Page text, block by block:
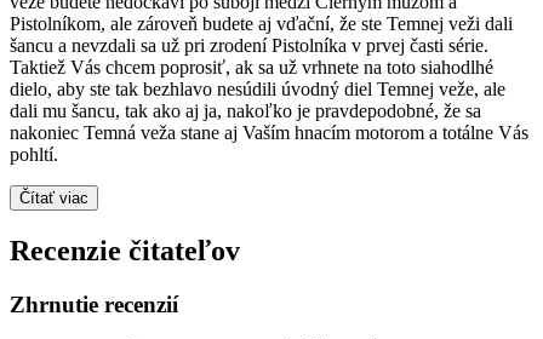
Pistolníkom, ale zároveň budete aj vďační, že ste Temnej veži dali
šancu a nevzdali sa už pri zrodení Pistolníka v prvej časti série.
Taktiež Vás chcem poprosiť, ak sa už vrhnete na toto siahodlhé
dielo, aby ste tak bezhlavo nesúdili úvodný diel Temnej veže, ale
dali mu šancu, tak ako aj ja, nakoľko je pravdepodobné, že sa
nakoniec Temná veža stane aj Vaším hnacím motorom a totálne Vás
pohltí.
Čítať viac
Recenzie čitateľov
Zhrnutie recenzií